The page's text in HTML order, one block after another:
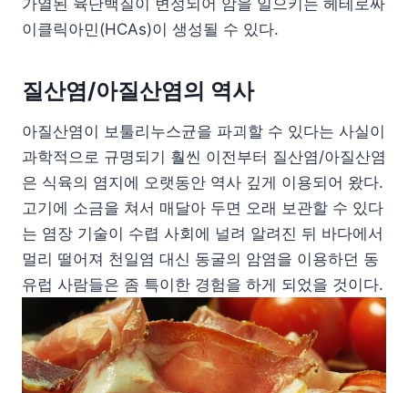
가열된 육단백질이 변성되어 암을 일으키는 헤테로싸
이클릭아민(HCAs)이 생성될 수 있다.
질산염/아질산염의 역사
아질산염이 보툴리누스균을 파괴할 수 있다는 사실이
과학적으로 규명되기 훨씬 이전부터 질산염/아질산염
은 식육의 염지에 오랫동안 역사 깊게 이용되어 왔다.
고기에 소금을 쳐서 매달아 두면 오래 보관할 수 있다
는 염장 기술이 수렵 사회에 널려 알려진 뒤 바다에서
멀리 떨어져 천일염 대신 동굴의 암염을 이용하던 동
유럽 사람들은 좀 특이한 경험을 하게 되었을 것이다.